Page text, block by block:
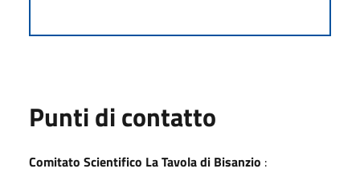
Punti di contatto
Comitato Scientifico La Tavola di Bisanzio :